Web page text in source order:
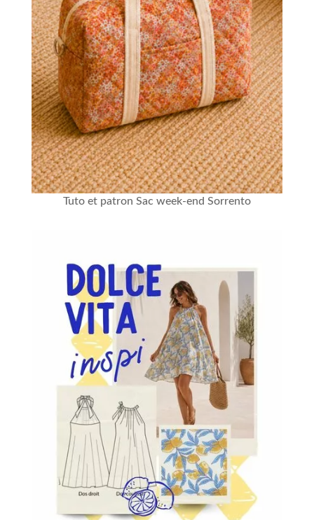
Tuto et patron Sac week-end Sorrento